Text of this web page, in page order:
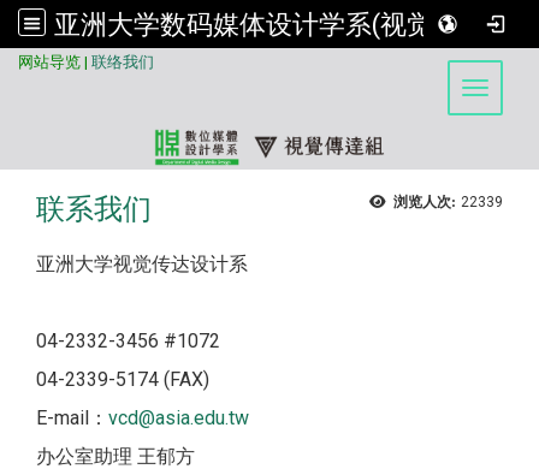
亚洲大学数码媒体设计学系(视觉传达组)
网站导览 | 联络我们
Toggle
浏览人次: 22339
联系我们
亚洲大学视觉传达设计系
04-2332-3456 #1072
04-2339-5174 (FAX)
E-mail： vcd@asia.edu.tw
办公室助理 王郁方